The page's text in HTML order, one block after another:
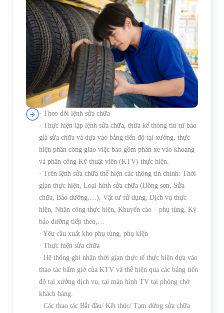
· Theo dõi lệnh sửa chữa
· Thực hiện lập lệnh sửa chữa, thừa kế thông tin từ báo
giá sửa chữa và dựa vào bảng tiến độ tại xưởng, thực
hiện phân công giao việc bao gồm phân xe vào khoang
và phân công Kỹ thuật viên (KTV) thực hiện.
· Trên lệnh sửa chữa thể hiện các thông tin chính: Thời
gian thực hiện, Loại hình sửa chữa (Đồng sơn, Sửa
chữa, Bảo dưỡng,…), Vật tư sử dụng, Dịch vụ thực
hiện, Nhân công thực hiện, Khuyến cáo – phụ tùng, Kỳ
bảo dưỡng tiếp theo,…
· Yêu cầu xuất kho phụ tùng, phụ kiện
· Thực hiện sửa chữa
· Hệ thống ghi nhận thời gian thực tế thực hiện dựa vào
thao tác bấm giờ của KTV và thể hiện qua các bảng tiến
độ tại xưởng dịch vụ, tại màn hình TV tại phòng chờ
khách hàng.
· Các thao tác Bắt đầu/ Kết thúc/ Tạm dừng sửa chữa